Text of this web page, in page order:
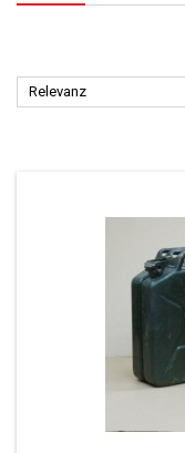
Relevanz